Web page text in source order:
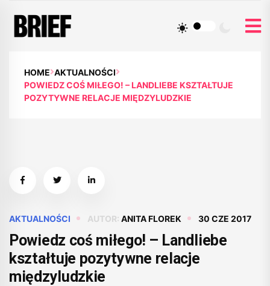
HOME AKTUALNOŚCI
POWIEDZ COŚ MIŁEGO! – LANDLIEBE KSZTAŁTUJE
POZYTYWNE RELACJE MIĘDZYLUDZKIE
AKTUALNOŚCI AUTOR: ANITA FLOREK 30 CZE 2017
Powiedz coś miłego! – Landliebe
kształtuje pozytywne relacje
międzyludzkie